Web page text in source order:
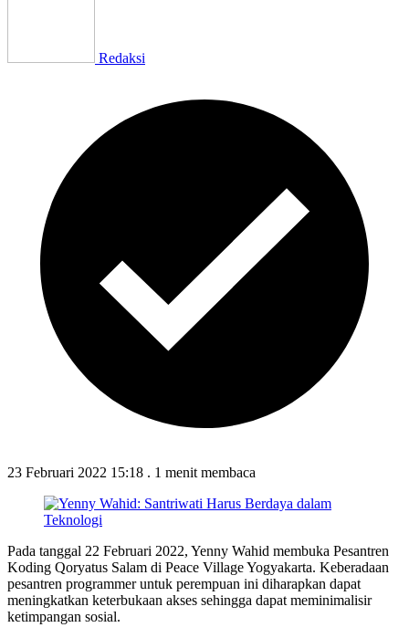
Redaksi
23 Februari 2022 15:18 . 1 menit membaca
Pada tanggal 22 Februari 2022, Yenny Wahid membuka Pesantren
Koding Qoryatus Salam di Peace Village Yogyakarta. Keberadaan
pesantren programmer untuk perempuan ini diharapkan dapat
meningkatkan keterbukaan akses sehingga dapat meminimalisir
ketimpangan sosial.